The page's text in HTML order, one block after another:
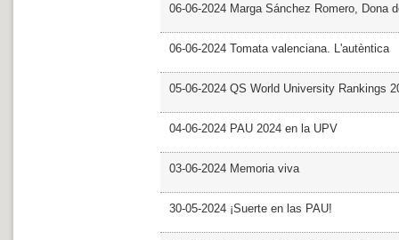
06-06-2024 Marga Sánchez Romero, Dona
06-06-2024 Tomata valenciana. L'autèntica
05-06-2024 QS World University Rankings
04-06-2024 PAU 2024 en la UPV
03-06-2024 Memoria viva
30-05-2024 ¡Suerte en las PAU!